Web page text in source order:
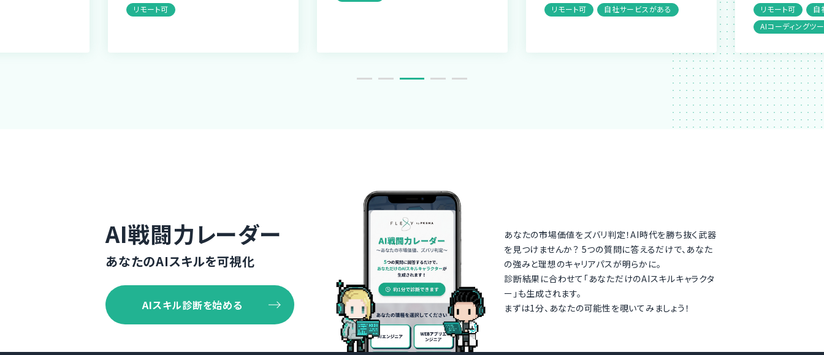
リモート可 リモート可 自社サービスがある リモート可
自
AIコーディングツ
AI戦闘力レーダー
あなたのAIスキルを可視化
AIスキル診断を始める
あなたの市場価値をズバリ判定！AI時代を勝ち抜く武器
を見つけませんか？ 5つの質問に答えるだけで、あなた
の強みと理想のキャリアパスが明らかに。
診断結果に合わせて「あなただけのAIスキルキャラクタ
ー」も生成されます。
まずは1分、あなたの可能性を覗いてみましょう！